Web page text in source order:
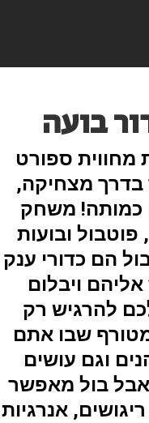
בועה
מחווית ספורט
בדרך מצחיקה,
כמותה! משחק
ובועות
הם כדורי ענק
ויבלום
להרגיש רק
שבו אתם
וגם עושים
בול מאפשר
אנרגיות